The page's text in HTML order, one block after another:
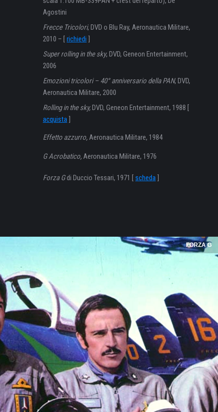
Agostini
Frecce Tricolori, DVD o Blu Ray, Aeronautica Militare,
2010 – [ richiedi ]
Super rolling in the sky, DVD, Geneon Entertainment,
2006
Emozioni tricolori – 40° anniversario della PAN, DVD,
Aeronautica Militare, 2000
Rolling in the sky,DVD, Geneon Entertainment, 1988 [
acquista]
Effetto azzurro,Aeronautica Militare, 1984
G Acrobatico,Aeronautica Militare, 1976
Forza Gdi Duccio Tessari, 1971 [ scheda]
FORZA G